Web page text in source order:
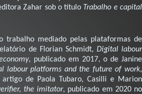
Zahar sob o título Trabalho e capital
trabalho mediado pelas plataformas de
de Florian Schmidt, Digital labour
, publicado em 2017, o de Janine
labour platforms and the future of work,
de Paola Tubaro, Casilli e Marion
the imitator, publicado em 2020 no